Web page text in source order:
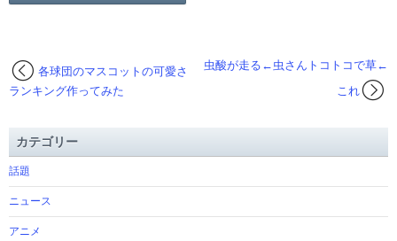
虫酸が走る←虫さんトコトコで草←
これ
各球団のマスコットの可愛さ
ランキング作ってみた
カテゴリー
話題
ニュース
アニメ